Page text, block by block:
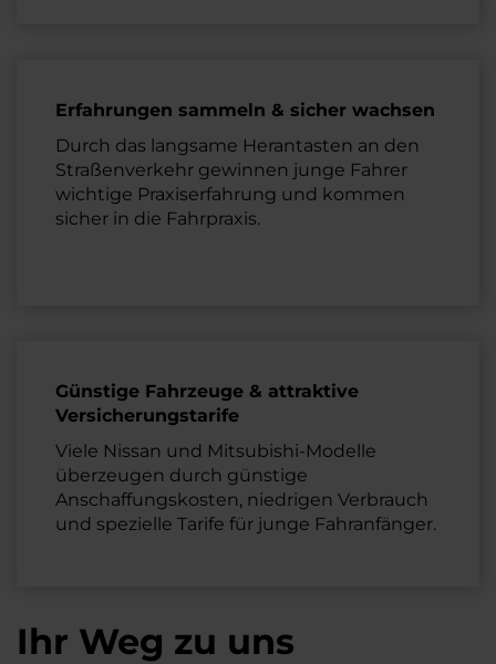
Erfahrungen sammeln & sicher wachsen
Durch das langsame Herantasten an den
Straßenverkehr gewinnen junge Fahrer
wichtige Praxiserfahrung und kommen
sicher in die Fahrpraxis.
Günstige Fahrzeuge & attraktive
Versicherungstarife
Viele Nissan und Mitsubishi-Modelle
überzeugen durch günstige
Anschaffungskosten, niedrigen Verbrauch
und spezielle Tarife für junge Fahranfänger.
Ihr Weg zu uns